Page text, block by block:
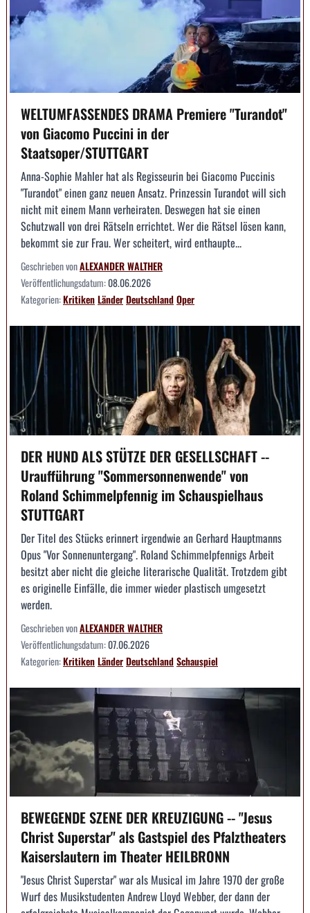
WELTUMFASSENDES DRAMA Premiere "Turandot"
von Giacomo Puccini in der
Staatsoper/STUTTGART
Anna-Sophie Mahler hat als Regisseurin bei Giacomo Puccinis
"Turandot" einen ganz neuen Ansatz. Prinzessin Turandot will sich
nicht mit einem Mann verheiraten. Deswegen hat sie einen
Schutzwall von drei Rätseln errichtet. Wer die Rätsel lösen kann,
bekommt sie zur Frau. Wer scheitert, wird enthaupte...
Geschrieben vonALEXANDER WALTHER
Veröffentlichungsdatum:08.06.2026
Kategorien:KritikenLänderDeutschlandOper
DER HUND ALS STÜTZE DER GESELLSCHAFT --
Uraufführung "Sommersonnenwende" von
Roland Schimmelpfennig im Schauspielhaus
STUTTGART
Der Titel des Stücks erinnert irgendwie an Gerhard Hauptmanns
Opus "Vor Sonnenuntergang". Roland Schimmelpfennigs Arbeit
besitzt aber nicht die gleiche literarische Qualität. Trotzdem gibt
es originelle Einfälle, die immer wieder plastisch umgesetzt
werden.
Geschrieben vonALEXANDER WALTHER
Veröffentlichungsdatum:07.06.2026
Kategorien:KritikenLänderDeutschlandSchauspiel
BEWEGENDE SZENE DER KREUZIGUNG -- "Jesus
Christ Superstar" als Gastspiel des Pfalztheaters
Kaiserslautern im Theater HEILBRONN
"Jesus Christ Superstar" war als Musical im Jahre 1970 der große
Wurf des Musikstudenten Andrew Lloyd Webber, der dann der